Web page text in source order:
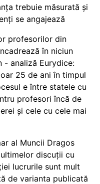
trebuie măsurată și
se angajează
profesorilor din
în niciun
- analiză Eurydice:
25 de ani în timpul
e între statele cu
profesori încă de
și cele cu cele mai
al Muncii Dragos
discuții cu
lucrurile sunt mult
de varianta publicată